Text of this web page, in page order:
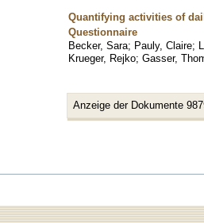
Quantifying activities of
Questionnaire
Becker, Sara; Pauly, Claire;
Krueger, Rejko; Gasser,
Anzeige der Dokumente